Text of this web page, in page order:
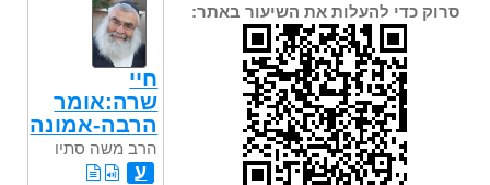
סרוק כדי להעלות את השיעור באתר:
חיי
שרה:אומר
הרבה-אמונה
הרב משה סתיו
ע